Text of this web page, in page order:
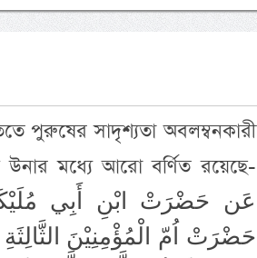
পুরুষের সাদৃশ্যতা অবলম্বনকারী
উনার মধ্যে আরো বর্ণিত রয়েছে-
عَن حَضْرَتْ ابْنِ أَبِي
حَضْرَتْ اُمّ الْمُؤْمِنِيْنَ